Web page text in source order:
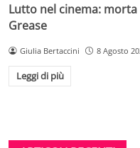
Lutto nel cinema: morta
Grease
Giulia Bertaccini 8 Agosto
Leggi di più